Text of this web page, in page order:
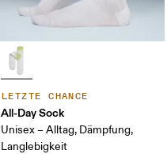
LETZTE CHANCE
All-Day Sock
Unisex – Alltag, Dämpfung,
Langlebigkeit